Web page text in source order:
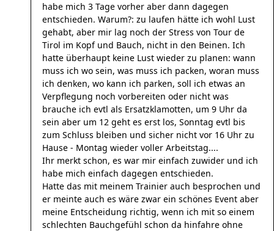
habe mich 3 Tage vorher aber dann dagegen
entschieden. Warum?: zu laufen hätte ich wohl Lust
gehabt, aber mir lag noch der Stress von Tour de
Tirol im Kopf und Bauch, nicht in den Beinen. Ich
hatte überhaupt keine Lust wieder zu planen: wann
muss ich wo sein, was muss ich packen, woran muss
ich denken, wo kann ich parken, soll ich etwas an
Verpflegung noch vorbereiten oder nicht was
brauche ich evtl als Ersatzklamotten, um 9 Uhr da
sein aber um 12 geht es erst los, Sonntag evtl bis
zum Schluss bleiben und sicher nicht vor 16 Uhr zu
Hause - Montag wieder voller Arbeitstag....
Ihr merkt schon, es war mir einfach zuwider und ich
habe mich einfach dagegen entschieden.
Hatte das mit meinem Trainier auch besprochen und
er meinte auch es wäre zwar ein schönes Event aber
meine Entscheidung richtig, wenn ich mit so einem
schlechten Bauchgefühl schon da hinfahre ohne